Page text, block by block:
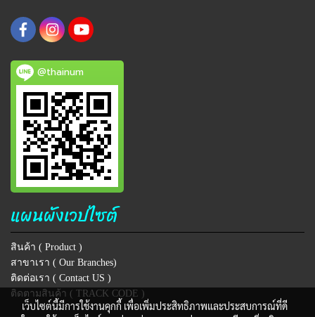
@thainum
แผนผังเวปไซต์
สินค้า ( Product )
สาขาเรา ( Our Branches)
ติดต่อเรา ( Contact US )
ติดตามสินค้า ( TRACK CODE )
เว็บไซต์นี้มีการใช้งานคุกกี้ เพื่อเพิ่มประสิทธิภาพและประสบการณ์ที่ดี